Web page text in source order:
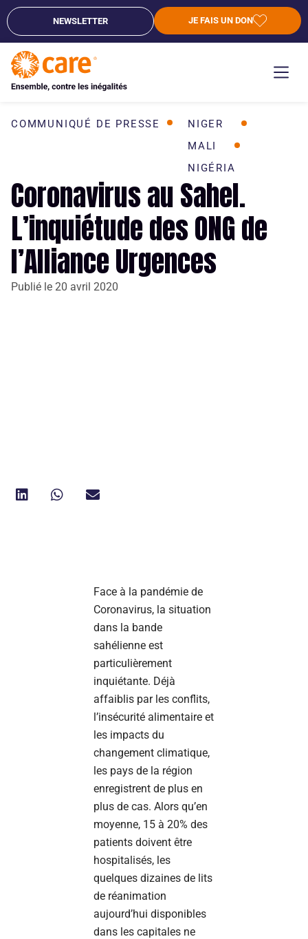
NEWSLETTER JE FAIS UN DON
COMMUNIQUÉ DE PRESSE
NIGER
MALI
NIGÉRIA
Coronavirus au Sahel.
L’inquiétude des ONG de
l’Alliance Urgences
Publié le 20 avril 2020
Face à la pandémie de
Coronavirus, la situation
dans la bande
sahélienne est
particulièrement
inquiétante. Déjà
affaiblis par les conflits,
l’insécurité alimentaire et
les impacts du
changement climatique,
les pays de la région
enregistrent de plus en
plus de cas. Alors qu’en
moyenne, 15 à 20% des
patients doivent être
hospitalisés, les
quelques dizaines de lits
de réanimation
aujourd’hui disponibles
dans les capitales ne